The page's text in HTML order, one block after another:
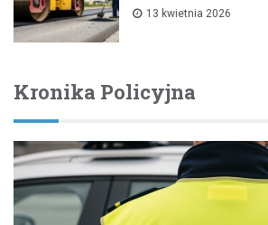
13 kwietnia 2026
Kronika Policyjna